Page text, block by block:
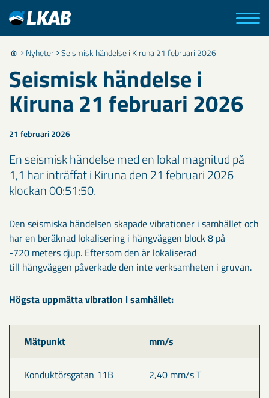
Nyheter Seismisk händelse i Kiruna 21 februari 2026
Seismisk händelse i
Kiruna 21 februari 2026
21 februari 2026
En seismisk händelse med en lokal magnitud på
1,1 har inträffat i Kiruna den 21 februari 2026
klockan 00:51:50.
Den seismiska händelsen skapade vibrationer i samhället och
har en beräknad lokalisering i hängväggen block 8 på
-720 meters djup. Eftersom den är lokaliserad
till hängväggen påverkade den inte verksamheten i gruvan.
Högsta uppmätta vibration i samhället:
Mätpunkt mm/s
Konduktörsgatan 11B 2,40 mm/s T